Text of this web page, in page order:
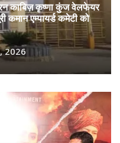
काबिज़ कृष्णा कुंज वेलफेयर
कमान एम्पायर्ड कमेटी को
2026